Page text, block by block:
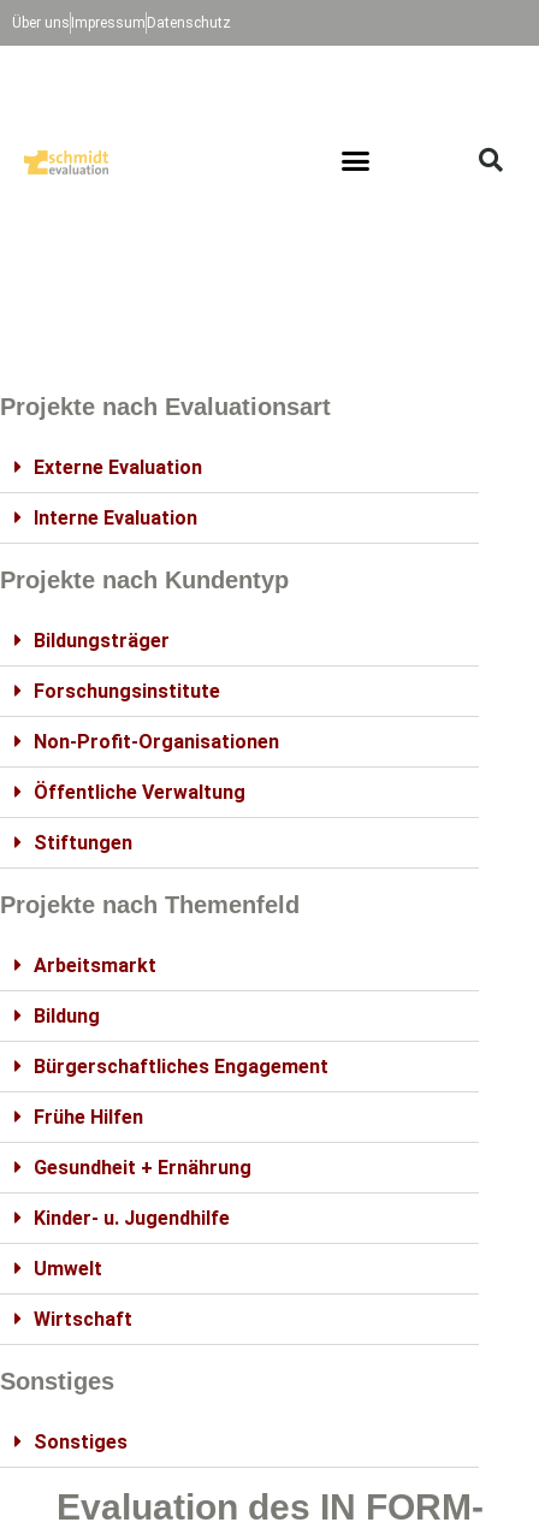
Über uns Impressum Datenschutz
Projekte nach Evaluationsart
Externe Evaluation
Interne Evaluation
Projekte nach Kundentyp
Bildungsträger
Forschungsinstitute
Non-Profit-Organisationen
Öffentliche Verwaltung
Stiftungen
Projekte nach Themenfeld
Arbeitsmarkt
Bildung
Bürgerschaftliches Engagement
Frühe Hilfen
Gesundheit + Ernährung
Kinder- u. Jugendhilfe
Umwelt
Wirtschaft
Sonstiges
Sonstiges
Evaluation des IN FORM-